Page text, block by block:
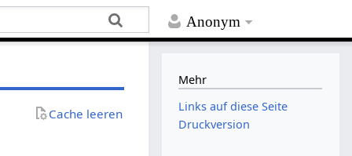
Anonym
Cache leeren
Mehr
Links auf diese Seite
Druckversion